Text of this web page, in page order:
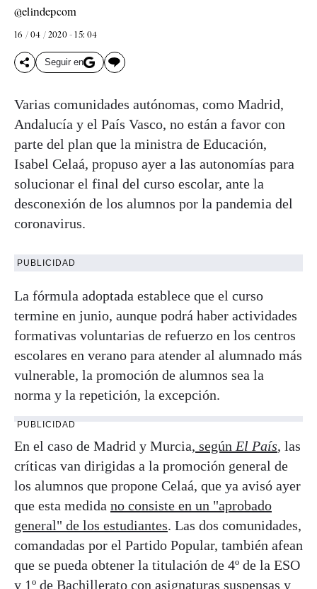
@elindepcom
16 / 04 / 2020 - 15: 04
Seguir en
Varias comunidades autónomas, como Madrid,
Andalucía y el País Vasco, no están a favor con
parte del plan que la ministra de Educación,
Isabel Celaá, propuso ayer a las autonomías para
solucionar el final del curso escolar, ante la
desconexión de los alumnos por la pandemia del
coronavirus.
PUBLICIDAD
La fórmula adoptada establece que el curso
termine en junio, aunque podrá haber actividades
formativas voluntarias de refuerzo en los centros
escolares en verano para atender al alumnado más
vulnerable, la promoción de alumnos sea la
norma y la repetición, la excepción.
PUBLICIDAD
En el caso de Madrid y Murcia, según El País, las
críticas van dirigidas a la promoción general de
los alumnos que propone Celaá, que ya avisó ayer
que esta medida no consiste en un "aprobado
general" de los estudiantes. Las dos comunidades,
comandadas por el Partido Popular, también afean
que se pueda obtener la titulación de 4º de la ESO
y 1º de Bachillerato con asignaturas suspensas y